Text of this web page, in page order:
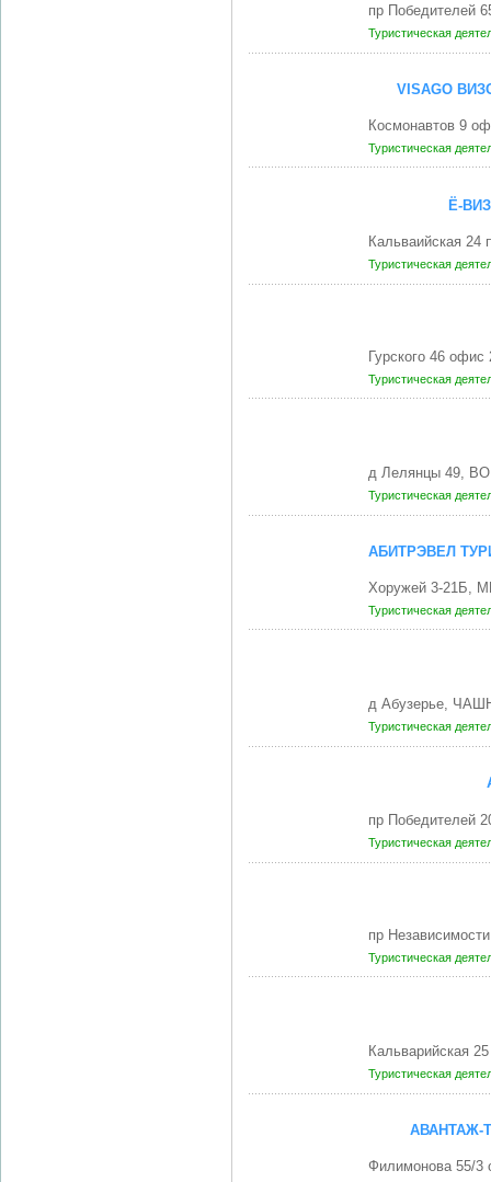
пр Победителей
Туристическая
VISAGO
Космонавтов 9
Туристическая
Ё-
Кальваийская
Туристическая
Гурского 46
Туристическая
д Лелянцы 49,
Туристическая
АБИТРЭВЕЛ
Хоружей 3-21Б,
Туристическая
д Абузерье,
Туристическая
пр Победителей
Туристическая
пр
Туристическая
Кальварийская
Туристическая
АВАНТАЖ-
Филимонова 55/